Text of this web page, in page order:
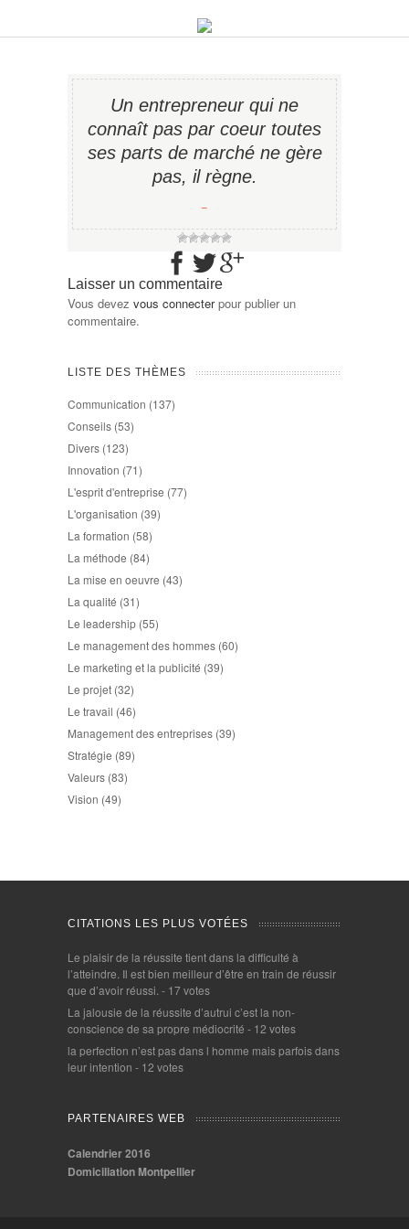
Un entrepreneur qui ne
connaît pas par coeur toutes
ses parts de marché ne gère
pas, il règne.
−
Laisser un commentaire
Vous devez vous connecterpour publier un
commentaire.
LISTE DES THÈMES
Communication (137)
Conseils (53)
Divers (123)
Innovation (71)
L'esprit d'entreprise (77)
L'organisation (39)
La formation (58)
La méthode (84)
La mise en oeuvre (43)
La qualité (31)
Le leadership (55)
Le management des hommes (60)
Le marketing et la publicité (39)
Le projet (32)
Le travail (46)
Management des entreprises (39)
Stratégie (89)
Valeurs (83)
Vision (49)
CITATIONS LES PLUS VOTÉES
Le plaisir de la réussite tient dans la difficulté à
l’atteindre. Il est bien meilleur d’être en train de réussir
que d’avoir réussi. - 17 votes
La jalousie de la réussite d’autrui c’est la non-
conscience de sa propre médiocrité - 12 votes
la perfection n’est pas dans l homme mais parfois dans
leur intention - 12 votes
PARTENAIRES WEB
Calendrier 2016
Domiciliation Montpellier